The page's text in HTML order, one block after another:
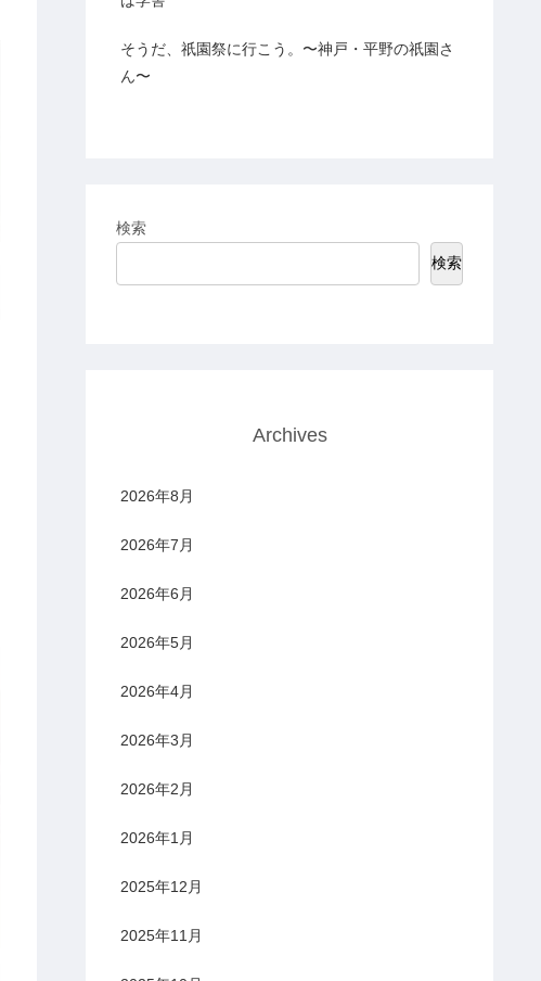
そうだ、祇園祭に行こう。〜神戸・平野の祇園さ
ん〜
検索
検索
Archives
2026年8月
2026年7月
2026年6月
2026年5月
2026年4月
2026年3月
2026年2月
2026年1月
2025年12月
2025年11月